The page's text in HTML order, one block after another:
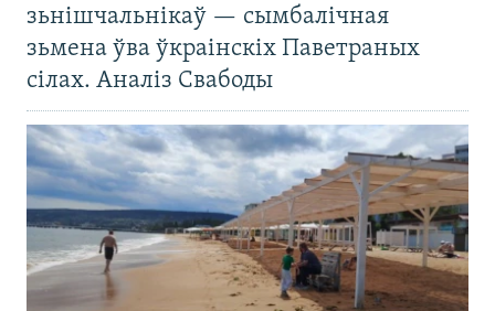
зьнішчальнікаў — сымбалічная
зьмена ўва ўкраінскіх Паветраных
сілах. Аналіз Свабоды